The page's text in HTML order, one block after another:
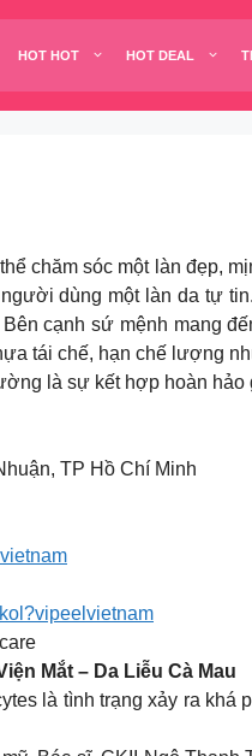
HOT HOT HOT DEAL
chăm sóc một làn đẹp,
dùng một làn da tự
cạnh sứ mệnh mang
tái chế, hạn chế lượng
là sự kết hợp hoàn
TP Hồ Chí Minh
Mắt – Da Liễu Cà Mau
là tình trạng xảy ra